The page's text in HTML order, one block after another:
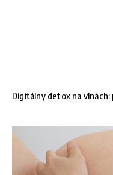
Digitálny detox na